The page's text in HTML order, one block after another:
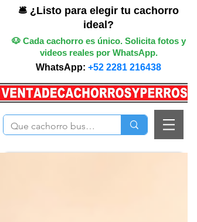
🛎️ ¿Listo para elegir tu cachorro
ideal?
🐶 Cada cachorro es único. Solicita fotos y
videos reales por WhatsApp.
WhatsApp: +52 2281 216438